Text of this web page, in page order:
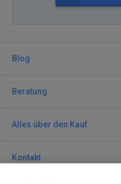
Blog
Beratung
Alles über den Kauf
Kontakt